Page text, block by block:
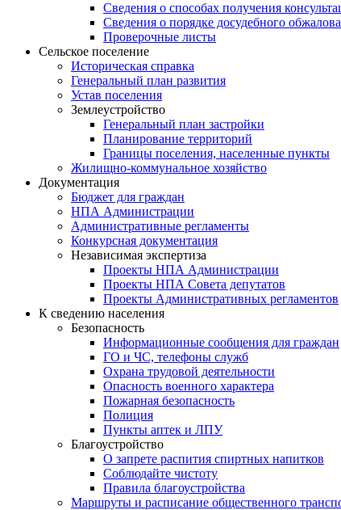
Сведения о способах получения
Сведения о порядке досудебного
Проверочные листы
Сельское поселение
Историческая справка
Генеральный план развития
Устав поселения
Землеустройство
Генеральный план застройки
Планирование территорий
Границы поселения, населенные пункты
Жилищно-коммунальное хозяйство
Документация
Бюджет для граждан
НПА Администрации
Административные регламенты
Конкурсная документация
Независимая экспертиза
Проекты НПА Администрации
Проекты НПА Совета депутатов
Проекты Административных регламентов
К сведению населения
Безопасность
Информационные сообщения для граждан
ГО и ЧС, телефоны служб
Охрана трудовой деятельности
Опасность военного характера
Пожарная безопасность
Полиция
Пункты аптек и ЛПУ
Благоустройство
О запрете распития спиртных напитков
Соблюдайте чистоту
Правила благоустройства
Маршруты и расписание общественного